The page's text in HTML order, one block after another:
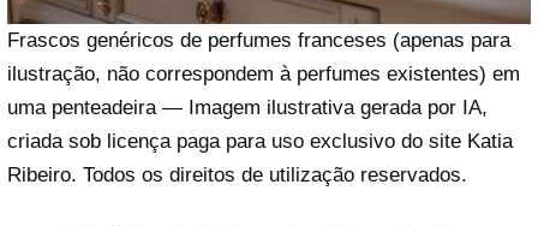
Frascos genéricos de perfumes franceses (apenas para
ilustração, não correspondem à perfumes existentes) em
uma penteadeira — Imagem ilustrativa gerada por IA,
criada sob licença paga para uso exclusivo do site Katia
Ribeiro. Todos os direitos de utilização reservados.